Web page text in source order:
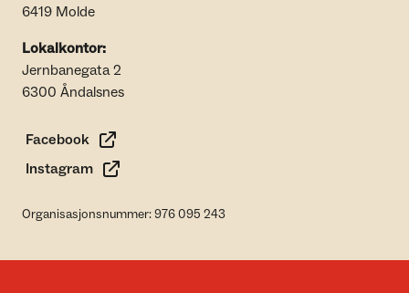
6419 Molde
Lokalkontor:
Jernbanegata 2
6300 Åndalsnes
Facebook
Instagram
Organisasjonsnummer: 976 095 243